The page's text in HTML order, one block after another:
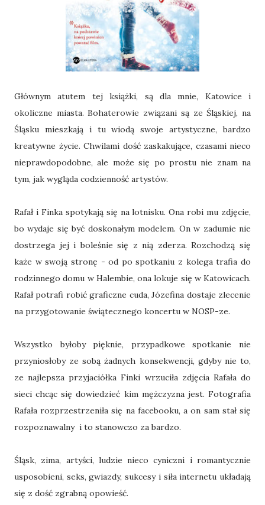
Głównym atutem tej książki, są dla mnie, Katowice i
okoliczne miasta. Bohaterowie związani są ze Śląskiej, na
Śląsku mieszkają i tu wiodą swoje artystyczne, bardzo
kreatywne życie. Chwilami dość zaskakujące, czasami nieco
nieprawdopodobne, ale może się po prostu nie znam na
tym, jak wygląda codzienność artystów.
Rafał i Finka spotykają się na lotnisku. Ona robi mu zdjęcie,
bo wydaje się być doskonałym modelem. On w zadumie nie
dostrzega jej i boleśnie się z nią zderza. Rozchodzą się
każe w swoją stronę - od po spotkaniu z kolega trafia do
rodzinnego domu w Halembie, ona lokuje się w Katowicach.
Rafał potrafi robić graficzne cuda, Józefina dostaje zlecenie
na przygotowanie świątecznego koncertu w NOSP-ze.
Wszystko byłoby pięknie, przypadkowe spotkanie nie
przyniosłoby ze sobą żadnych konsekwencji, gdyby nie to,
ze najlepsza przyjaciółka Finki wrzuciła zdjęcia Rafała do
sieci chcąc się dowiedzieć kim mężczyzna jest. Fotografia
Rafała rozprzestrzeniła się na facebooku, a on sam stał się
rozpoznawalny i to stanowczo za bardzo.
Śląsk, zima, artyści, ludzie nieco cyniczni i romantycznie
usposobieni, seks, gwiazdy, sukcesy i siła internetu układają
się z dość zgrabną opowieść.